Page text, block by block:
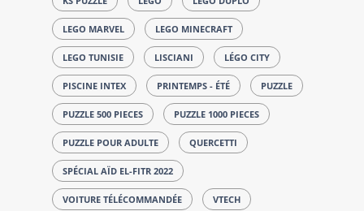
LEGO MARVEL LEGO MINECRAFT
LEGO TUNISIE LISCIANI LÉGO CITY
PISCINE INTEX PRINTEMPS - ÉTÉ PUZZLE
PUZZLE 500 PIECES PUZZLE 1000 PIECES
PUZZLE POUR ADULTE QUERCETTI
SPÉCIAL AÏD EL-FITR 2022
VOITURE TÉLÉCOMMANDÉE VTECH